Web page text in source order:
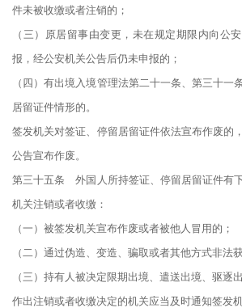
件未被收缴或者注销的；
（三）原居留事由变更，未在规定期限内向公
报，经公安机关公告后仍未申报的；
（四）有出境入境管理法第二十一条、第三十一
居留证件情形的。
签发机关对签证、停留居留证件依法宣布作废的
公告宣布作废。
第三十五条 外国人所持签证、停留居留证件有
机关注销或者收缴：
（一）被签发机关宣布作废或者被他人冒用的；
（二）通过伪造、变造、骗取或者其他方式非法
（三）持有人被决定限期出境、遣送出境、驱逐出
作出注销或者收缴决定的机关应当及时通知签发机